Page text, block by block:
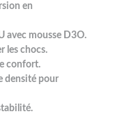
en
avec mousse D3O.
les chocs.
confort.
densité pour